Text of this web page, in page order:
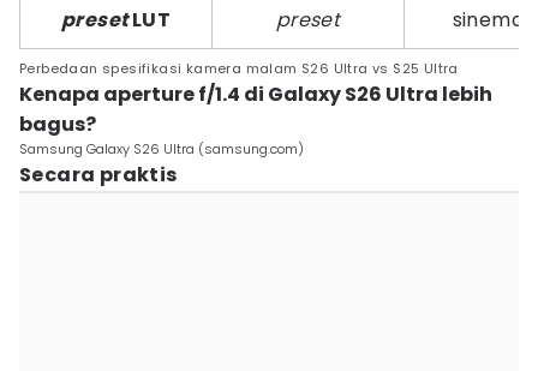
Perbedaan spesifikasi kamera malam S26 Ultra vs S25 Ultra
presetLUT
preset
Kenapa aperture f/1.4 di Galaxy S26 Ultra lebih
bagus?
Samsung Galaxy S26 Ultra (samsung.com)
Secara praktis